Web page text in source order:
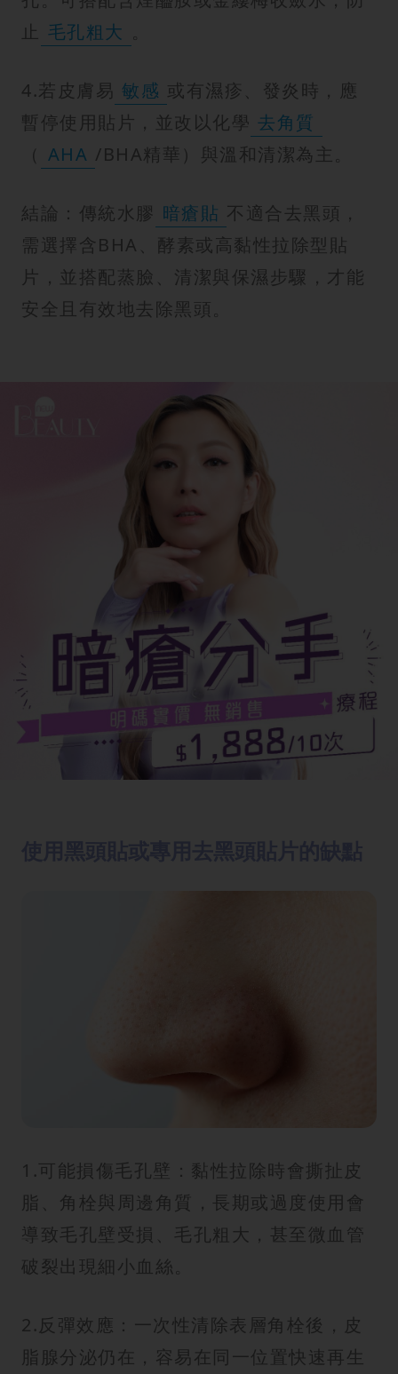
止 毛孔粗大
4.若皮膚易 敏感 或有濕疹、發炎時，應
暫停使用貼片，並改以化學 去角質
（ AHA /BHA精華）與溫和清潔為主。
結論：傳統水膠 暗瘡貼 不適合去黑頭，
需選擇含BHA、酵素或高黏性拉除型貼
片，並搭配蒸臉、清潔與保濕步驟，才能
安全且有效地去除黑頭。
1.可能損傷毛孔壁：黏性拉除時會撕扯皮
脂、角栓與周邊角質，長期或過度使用會
導致毛孔壁受損、毛孔粗大，甚至微血管
破裂出現細小血絲。
2.反彈效應：一次性清除表層角栓後，皮
脂腺分泌仍在，容易在同一位置快速再生